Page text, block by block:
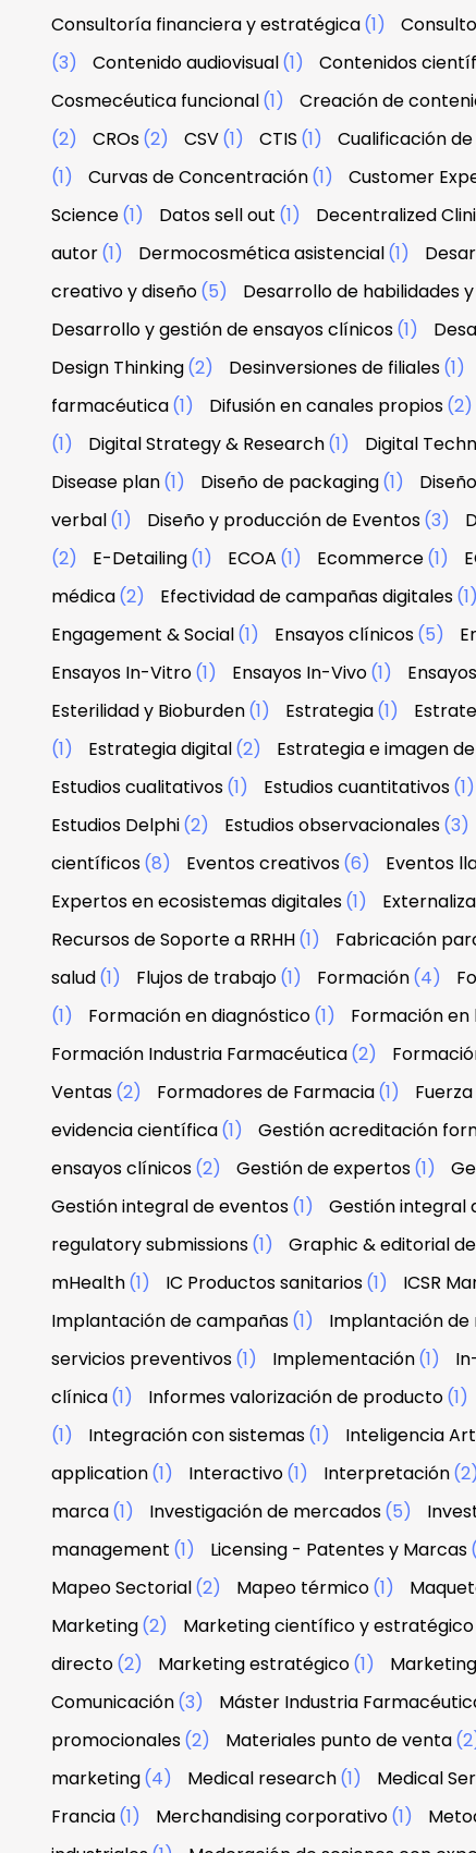
Consultoría financiera y estratégica(1)
(3)
Contenido audiovisual(1) Contenidos
Cosmecéutica funcional(1) Creación de
(2)
CROs(2) CSV(1) CTIS (1) Cualificación
(1)
Curvas de Concentración(1) Customer
Science(1) Datos sell out (1) Decentralized
autor(1) Dermocosmética asistencial(1)
creativo y diseño(5) Desarrollo de habilidades
Desarrollo y gestión de ensayos clínicos(1)
Design Thinking(2) Desinversiones de filiales(1)
farmacéutica(1) Difusión en canales propios(2)
(1)
Digital Strategy & Research(1) Digital
Disease plan(1) Diseño de packaging(1)
verbal(1) Diseño y producción de Eventos(3)
(2)
E-Detailing(1) ECOA (1) Ecommerce(1)
médica(2) Efectividad de campañas digitales(1)
Engagement & Social(1) Ensayos clínicos(5)
Ensayos In-Vitro(1) Ensayos In-Vivo(1)
Esterilidad y Bioburden(1) Estrategia(1)
(1)
Estrategia digital(2) Estrategia e imagen
Estudios cualitativos(1) Estudios cuantitativos(1)
Estudios Delphi(2) Estudios observacionales(3)
científicos(8) Eventos creativos(6) Eventos
Expertos en ecosistemas digitales(1)
Recursos de Soporte a RRHH(1) Fabricación
salud(1) Flujos de trabajo(1) Formación(4)
(1)
Formación en diagnóstico(1) Formación en
Formación Industria Farmacéutica(2)
Ventas(2) Formadores de Farmacia(1)
evidencia científica(1) Gestión acreditación
ensayos clínicos(2) Gestión de expertos(1)
Gestión integral de eventos(1) Gestión integral
regulatory submissions(1) Graphic & editorial
mHealth(1) IC Productos sanitarios(1) ICSR
Implantación de campañas(1) Implantación de
servicios preventivos(1) Implementación(1)
clínica(1) Informes valorización de producto(1)
(1)
Integración con sistemas(1) Inteligencia
application(1) Interactivo(1) Interpretación(2)
marca(1) Investigación de mercados(5)
management (1) Licensing - Patentes y Marcas
Mapeo Sectorial(2) Mapeo térmico(1)
Marketing(2) Marketing científico y estratégico
directo(2) Marketing estratégico(1)
Comunicación(3) Máster Industria
promocionales(2) Materiales punto de venta
marketing(4) Medical research(1) Medical
Francia(1) Merchandising corporativo(1)